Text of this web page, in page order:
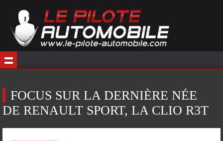
FOCUS SUR LA DERNIÈRE NÉE
DE RENAULT SPORT, LA CLIO R3T